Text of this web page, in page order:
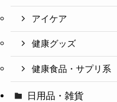
アイケア
健康グッズ
健康食品・サプリ系
日用品・雑貨